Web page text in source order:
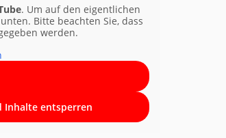
. Um auf den eigentlichen
Bitte beachten Sie, dass
werden.
Inhalte entsperren